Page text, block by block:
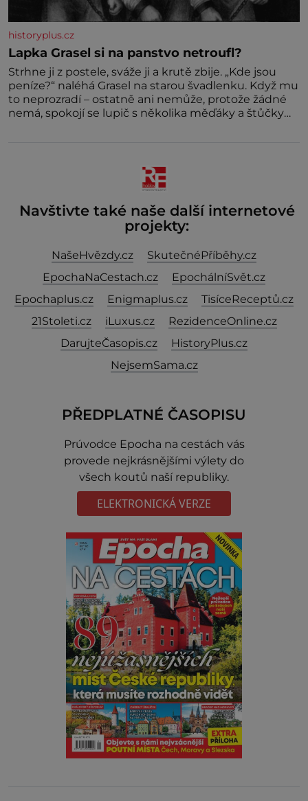
historyplus.cz
Lapka Grasel si na panstvo netroufl?
Strhne ji z postele, sváže ji a krutě zbije. „Kde jsou
peníze?“ naléhá Grasel na starou švadlenku. Když mu
to neprozradí – ostatně ani nemůže, protože žádné
nemá, spokojí se lupič s několika měďáky a štůčky
Navštivte také naše další internetové
projekty:
NašeHvězdy.cz
SkutečnéPříběhy.cz
EpochaNaCestach.cz
EpochálníSvět.cz
Epochaplus.cz
Enigmaplus.cz
TisíceReceptů.cz
21Stoleti.cz
iLuxus.cz
RezidenceOnline.cz
DarujteČasopis.cz
HistoryPlus.cz
NejsemSama.cz
PŘEDPLATNÉ ČASOPISU
Prúvodce Epocha na cestách vás
provede nejkrásnějšími výlety do
všech koutů naší republiky.
ELEKTRONICKÁ VERZE